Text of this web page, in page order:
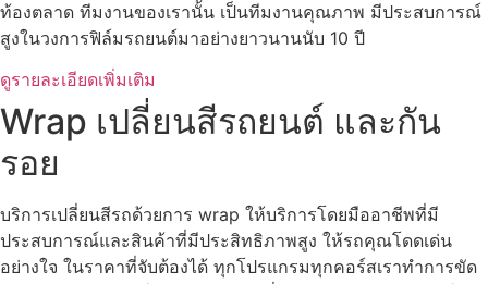
ท้องตลาด ทีมงานของเรานั้น เป็นทีมงานคุณภาพ มีประสบการณ์
สูงในวงการฟิล์มรถยนต์มาอย่างยาวนานนับ 10 ปี
ดูรายละเอียดเพิ่มเติม
Wrap เปลี่ยนสีรถยนต์ และกัน
รอย
บริการเปลี่ยนสีรถด้วยการ wrap ให้บริการโดยมืออาชีพที่มี
ประสบการณ์และสินค้าที่มีประสิทธิภาพสูง ให้รถคุณโดดเด่น
อย่างใจ ในราคาที่จับต้องได้ ทุกโปรแกรมทุกคอร์สเราทำการขัด